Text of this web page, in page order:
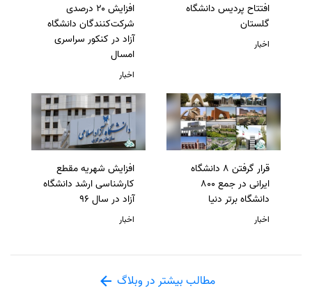
افتتاح پردیس دانشگاه
گلستان
اخبار
افزایش ۲۰ درصدی
شرکت‌کنندگان دانشگاه
آزاد در کنکور سراسری
امسال
اخبار
قرار گرفتن 8 دانشگاه
ایرانی در جمع 800
دانشگاه برتر دنیا
اخبار
افزایش شهریه مقطع
کارشناسی ارشد دانشگاه
آزاد در سال 96
اخبار
مطالب بیشتر در وبلاگ